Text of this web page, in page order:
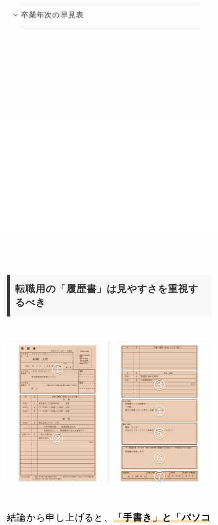
卒業年次の早見表
転職用の「履歴書」は見やすさを重視す
るべき
結論から申し上げると、「手書き」と「パソコ